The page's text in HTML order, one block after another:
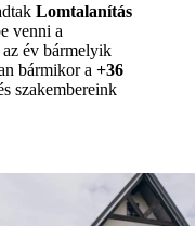
Lomtalanítás
venni a
év bármelyik
bármikor a +36
szakembereink